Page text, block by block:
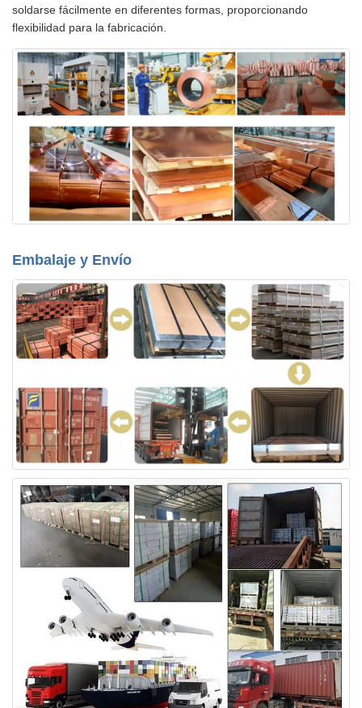
soldarse fácilmente en diferentes formas, proporcionando
flexibilidad para la fabricación.
Embalaje y Envío